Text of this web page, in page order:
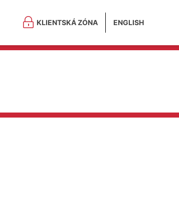
KLIENTSKÁ ZÓNA ENGLISH